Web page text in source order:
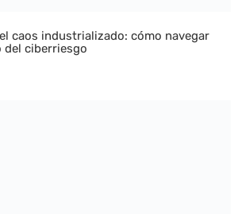
caos industrializado: cómo navegar
del ciberriesgo